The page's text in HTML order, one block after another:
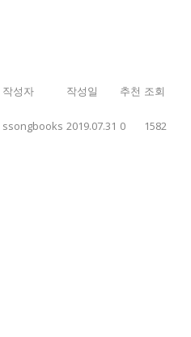
작성자 작성일 추천 조회
ssongbooks 2019.07.31 0 1582